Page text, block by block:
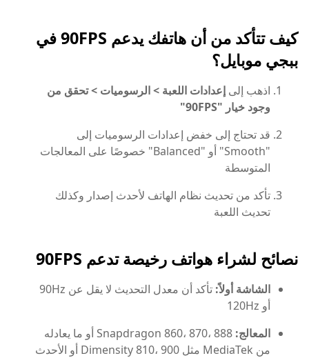
كيف تتأكد من أن هاتفك يدعم 90FPS في
ببجي موبايل؟
اذهب إلىإعدادات اللعبة > الرسوميات > تحقق من
وجود خيار "90FPS"
قد تحتاج إلى خفض إعدادات الرسوميات إلى
"Smooth" أو "Balanced" خصوصًا على المعالجات
المتوسطة
تأكد من تحديث نظام الهاتف لأحدث إصدار وكذلك
تحديث اللعبة
نصائح لشراء هواتف رخيصة تدعم 90FPS
الشاشة أولاً:
تأكد أن معدل التحديث لا يقل عن 90Hz
المعالج:
Snapdragon 860، 870، 888 أو ما يعادله
من MediaTek مثل Dimensity 810، 900 أو الأحدث